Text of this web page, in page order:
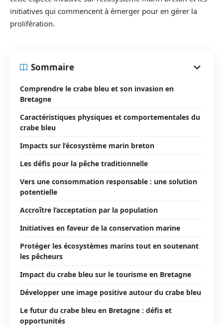
initiatives qui commencent à émerger pour en gérer la
prolifération.
Sommaire
Comprendre le crabe bleu et son invasion en
Bretagne
Caractéristiques physiques et comportementales du
crabe bleu
Impacts sur l’écosystème marin breton
Les défis pour la pêche traditionnelle
Vers une consommation responsable : une solution
potentielle
Accroître l’acceptation par la population
Initiatives en faveur de la conservation marine
Protéger les écosystèmes marins tout en soutenant
les pêcheurs
Impact du crabe bleu sur le tourisme en Bretagne
Développer une image positive autour du crabe bleu
Le futur du crabe bleu en Bretagne : défis et
opportunités